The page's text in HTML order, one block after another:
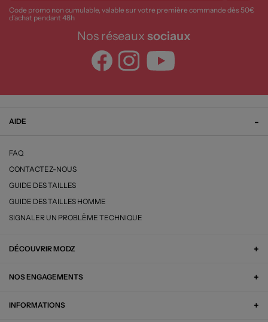
Code promo non cumulable, valable sur votre première commande dès 50€
d’achat pendant 48h
Nos réseaux sociaux
AIDE
FAQ
CONTACTEZ-NOUS
GUIDE DES TAILLES
GUIDE DES TAILLES HOMME
SIGNALER UN PROBLÈME TECHNIQUE
DÉCOUVRIR MODZ
NOS ENGAGEMENTS
INFORMATIONS